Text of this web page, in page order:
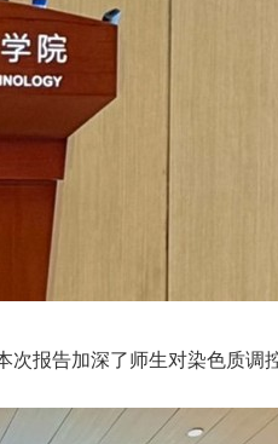
报告加深了师生对染色质调